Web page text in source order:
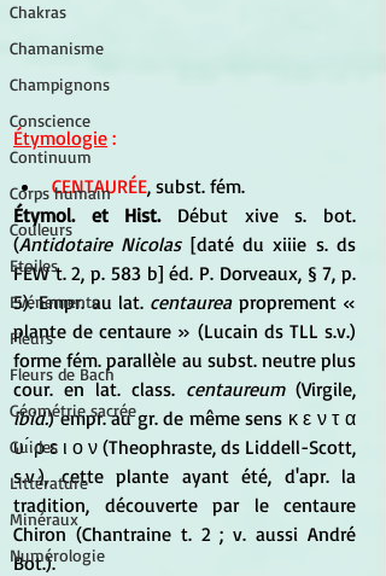
Chakras
Chamanisme
Champignons
Conscience
Continuum
Corps humain
Couleurs
Etoiles
Evénements
Fleurs
Fleurs de Bach
Géométrie sacrée
Guides
Littérature
Minéraux
Numérologie
Étymologie :
CENTAURÉE, subst. fém.
Étymol. et Hist. Début xive s. bot.
(Antidotaire Nicolas [daté du xiiie s. ds
FEW t. 2, p. 583 b] éd. P. Dorveaux, § 7, p.
5). Empr. au lat. centaurea proprement «
plante de centaure » (Lucain ds TLL s.v.)
forme fém. parallèle au subst. neutre plus
cour. en lat. class. centaureum
ibid.) empr. au gr. de même sens κ ε ν τ α
υ ́ ρ ε ι ο ν (Theophraste, ds Liddell-Scott,
s.v.), cette plante ayant été, d'apr. la
tradition, découverte par le centaure
Chiron (Chantraine t. 2 ; v. aussi André
Bot.).